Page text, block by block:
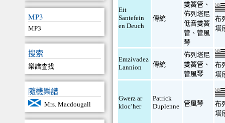
MP3
MP3
搜索
樂譜查找
隨機樂譜
Mrs. Macdougall
Eit
Santefein
en Deuch
傳統
雙簧管 、
佈列塔尼
低音雙簧
管 、管風
琴
布
塔
Emzivadez
Lannion
傳統
佈列塔尼
雙簧管 、
管風琴
布
塔
Gwerz ar
kloc’her
Patrick
Duplenne
管風琴
布
塔